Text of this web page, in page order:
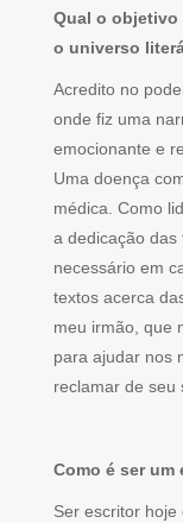
Qual o objetivo
o universo
Acredito no
onde fiz uma
emocionante e
Uma doença
médica. Como
a dedicação
necessário em
textos acerca
meu irmão, que
para ajudar nos
reclamar de seu
Como é ser um
Ser escritor hoje